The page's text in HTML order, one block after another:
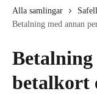
Alla samlingar
Betalning med annan
Betalning
betalkort